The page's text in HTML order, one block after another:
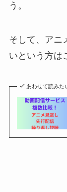
う。
そして、アニ
いという方は
あわせて読みた